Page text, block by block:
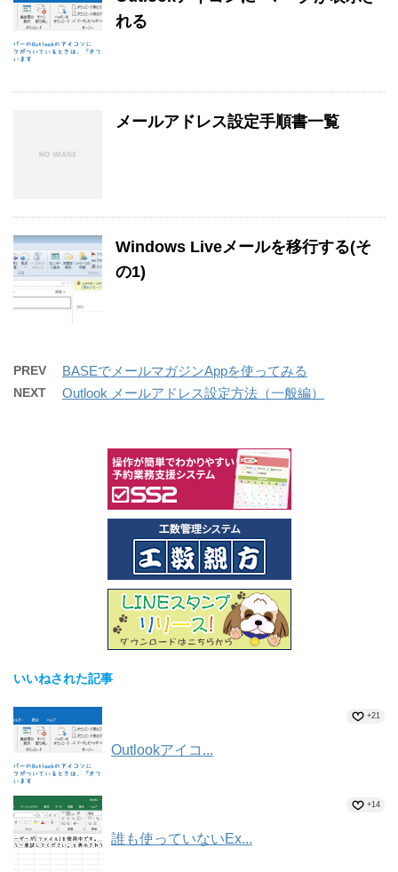
れる
メールアドレス設定手順書一覧
Windows Liveメールを移行する(そ
の1)
PREV BASEでメールマガジンAppを使ってみる
NEXT Outlook メールアドレス設定方法（一般編）
いいねされた記事
Outlookアイコ...
+21
誰も使っていないEx...
+14